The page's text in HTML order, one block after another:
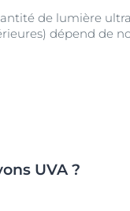
de lumière
dépend de
UVA ?